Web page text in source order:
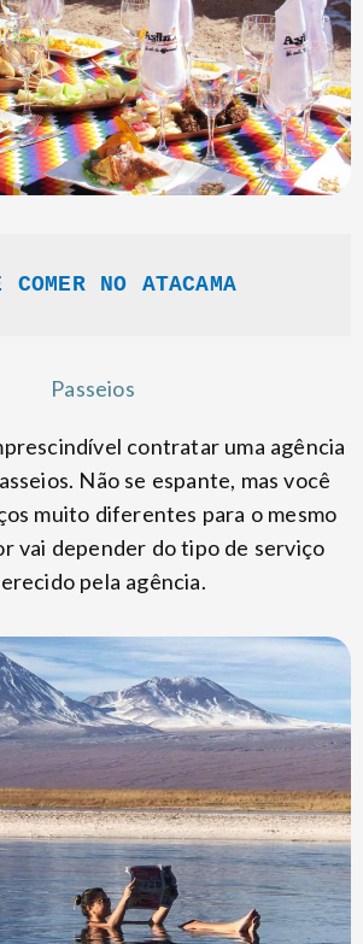
COMER NO ATACAMA
Passeios
contratar uma agência
Não se espante, mas você
muito diferentes para o mesmo
vai depender do tipo de serviço
pela agência.